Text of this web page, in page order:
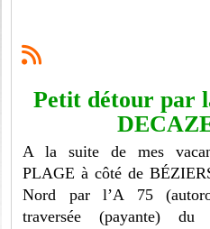
Petit détour par
A la suite de mes
PLAGE à côté de
Nord par l’A 75
traversée (payante)